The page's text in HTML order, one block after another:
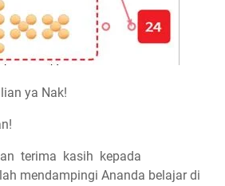
ya Nak!
terima kasih kepada
mendampingi Ananda belajar di